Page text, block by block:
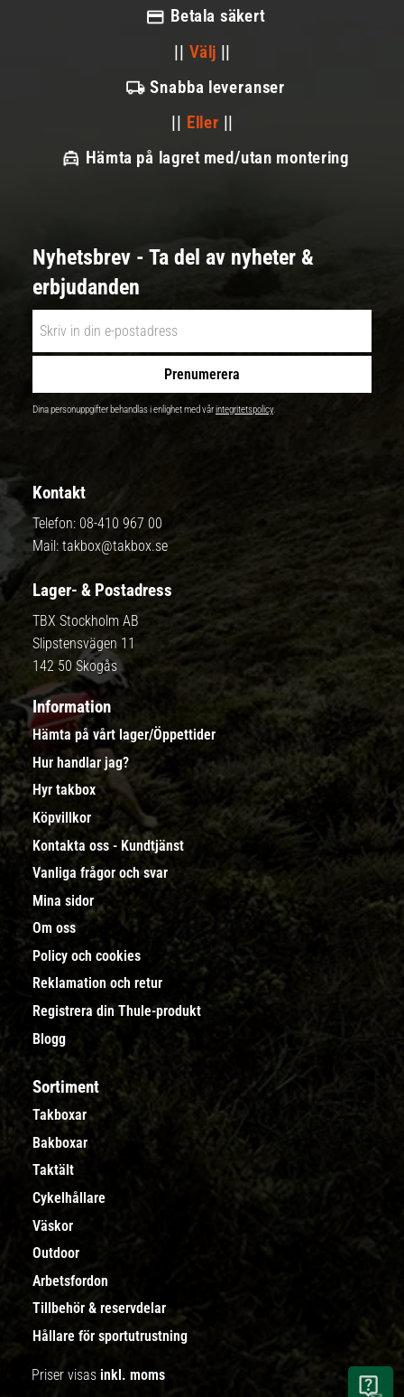
Betala säkert
|| Välj ||
Snabba leveranser
|| Eller ||
Hämta på lagret med/utan montering
Nyhetsbrev - Ta del av nyheter &
erbjudanden
Prenumerera
Dina personuppgifter behandlas i enlighet med vårintegritetspolicy.
Kontakt
Telefon: 08-410 967 00
Mail: takbox@takbox.se
Lager- & Postadress
TBX Stockholm AB
Slipstensvägen 11
142 50 Skogås
Information
Hämta på vårt lager/Öppettider
Hur handlar jag?
Hyr takbox
Köpvillkor
Kontakta oss - Kundtjänst
Vanliga frågor och svar
Mina sidor
Om oss
Policy och cookies
Reklamation och retur
Registrera din Thule-produkt
Blogg
Sortiment
Takboxar
Bakboxar
Taktält
Cykelhållare
Väskor
Outdoor
Arbetsfordon
Tillbehör & reservdelar
Hållare för sportutrustning
Priser visas inkl. moms